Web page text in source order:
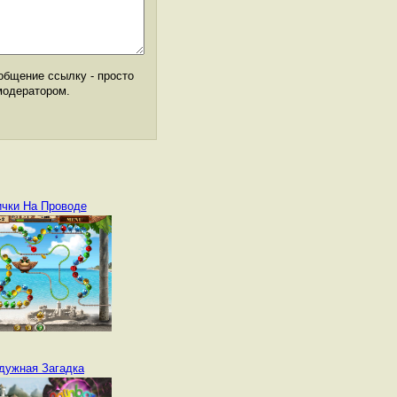
ссылку - просто
На Проводе
Загадка